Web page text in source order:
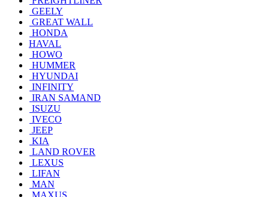
GEELY
GREAT WALL
HONDA
HAVAL
HOWO
HUMMER
HYUNDAI
INFINITY
IRAN SAMAND
ISUZU
IVECO
JEEP
KIA
LAND ROVER
LEXUS
LIFAN
MAN
MAXUS